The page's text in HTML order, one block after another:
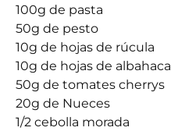
100g de pasta
50g de pesto
10g de hojas de rúcula
10g de hojas de albahaca
50g de tomates cherrys
20g de Nueces
1/2 cebolla morada